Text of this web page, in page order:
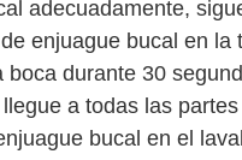
adecuadamente,
enjuague bucal en la
durante 30
a todas las
bucal en el